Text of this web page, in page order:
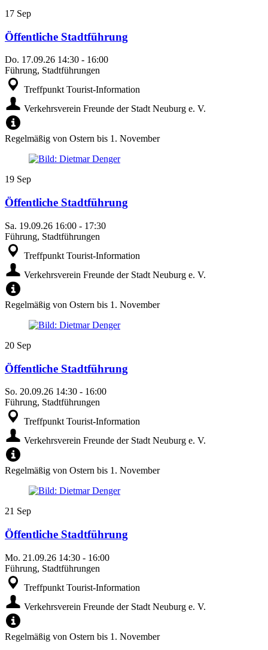
17 Sep
Öffentliche Stadtführung
Do. 17.09.26 14:30 - 16:00
Führung, Stadtführungen
Treffpunkt Tourist-Information
Verkehrsverein Freunde der Stadt Neuburg e. V.
Regelmäßig von Ostern bis 1. November
19 Sep
Öffentliche Stadtführung
Sa. 19.09.26 16:00 - 17:30
Führung, Stadtführungen
Treffpunkt Tourist-Information
Verkehrsverein Freunde der Stadt Neuburg e. V.
Regelmäßig von Ostern bis 1. November
20 Sep
Öffentliche Stadtführung
So. 20.09.26 14:30 - 16:00
Führung, Stadtführungen
Treffpunkt Tourist-Information
Verkehrsverein Freunde der Stadt Neuburg e. V.
Regelmäßig von Ostern bis 1. November
21 Sep
Öffentliche Stadtführung
Mo. 21.09.26 14:30 - 16:00
Führung, Stadtführungen
Treffpunkt Tourist-Information
Verkehrsverein Freunde der Stadt Neuburg e. V.
Regelmäßig von Ostern bis 1. November